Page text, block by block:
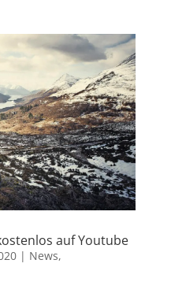
auf Youtube
| News,